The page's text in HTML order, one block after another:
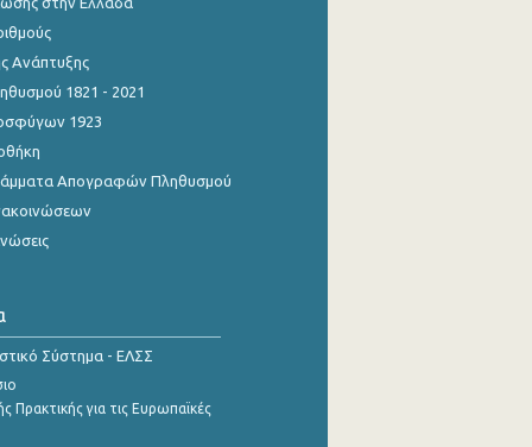
Ανάπτυξης
1821 - 2021
1923
Απογραφών Πληθυσμού
Σύστημα - ΕΛΣΣ
Πρακτικής για τις Ευρωπαϊκές